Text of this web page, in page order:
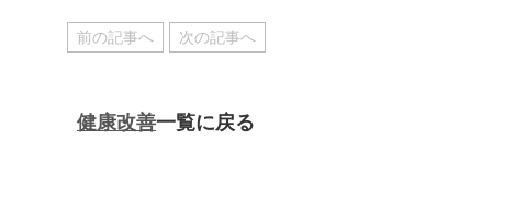
前の記事へ 次の記事へ
健康改善一覧に戻る